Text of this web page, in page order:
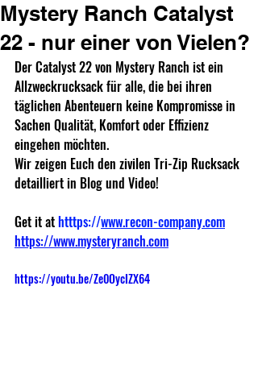
Mystery Ranch Catalyst
22 - nur einer von Vielen?
Der Catalyst 22 von Mystery Ranch ist ein
Allzweckrucksack für alle, die bei ihren
täglichen Abenteuern keine Kompromisse in
Sachen Qualität, Komfort oder Effizienz
eingehen möchten.
Wir zeigen Euch den zivilen Tri-Zip Rucksack
detailliert in Blog und Video!
Get it at htttps://www.recon-company.com
https://www.mysteryranch.com
https://youtu.be/Ze0OycIZX64